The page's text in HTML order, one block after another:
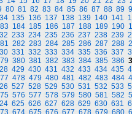
80 81 82 83 84 85 86 87 88 89
135 136 137 138 139 140 141
184 185 186 187 188 189 190
233 234 235 236 237 238 239
282 283 284 285 286 287 288
331 332 333 334 335 336 337
380 381 382 383 384 385 386
429 430 431 432 433 434 435
478 479 480 481 482 483 484
527 528 529 530 531 532 533
576 577 578 579 580 581 582
625 626 627 628 629 630 631